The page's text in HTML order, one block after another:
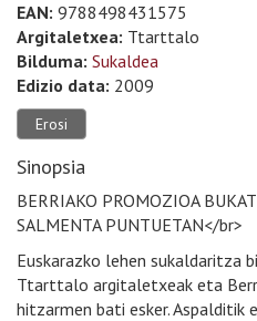
EAN: 9788498431575
Argitaletxea: Ttarttalo
Bilduma: Sukaldea
Edizio data: 2009
Erosi
Sinopsia
BERRIAKO PROMOZIOA
SALMENTA PUNTUETAN</br>
Euskarazko lehen sukaldaritza
Ttarttalo argitaletxeak eta
hitzarmen bati esker. Aspalditik